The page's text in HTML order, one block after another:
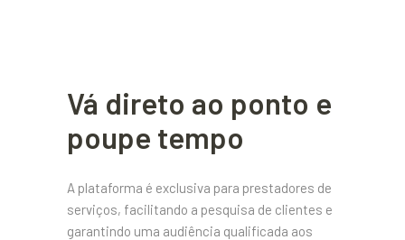
Vá direto ao ponto e
poupe tempo
A plataforma é exclusiva para prestadores de
serviços, facilitando a pesquisa de clientes e
garantindo uma audiência qualificada aos